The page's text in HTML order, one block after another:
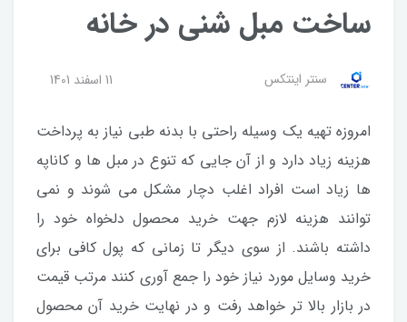
ساخت مبل شنی در خانه
سنتر اینتکس 11 اسفند 1401
امروزه تهیه یک وسیله راحتی با بدنه طبی نیاز به پرداخت
هزینه زیاد دارد و از آن جایی که تنوع در مبل ها و کاناپه
ها زیاد است افراد اغلب دچار مشکل می شوند و نمی
توانند هزینه لازم جهت خرید محصول دلخواه خود را
داشته باشند. از سوی دیگر تا زمانی که پول کافی برای
خرید وسایل مورد نیاز خود را جمع آوری کنند مرتب قیمت
در بازار بالا تر خواهد رفت و در نهایت خرید آن محصول